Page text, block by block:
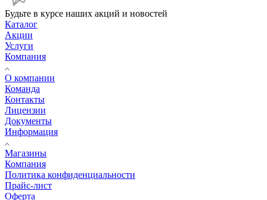
Будьте в курсе наших акций и новостей
Каталог
Акции
Услуги
Компания
О компании
Команда
Контакты
Лицензии
Документы
Информация
Магазины
Компания
Политика конфиденциальности
Прайс-лист
Оферта